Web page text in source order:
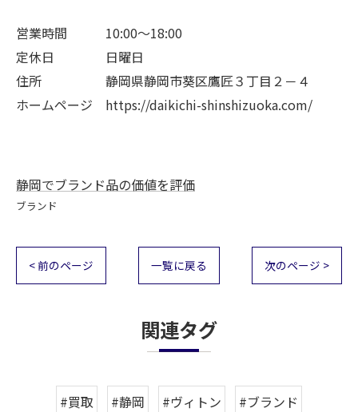
営業時間 10:00～18:00
定休日 日曜日
住所 静岡県静岡市葵区鷹匠３丁目２－４
ホームページ https://daikichi-shinshizuoka.com/
静岡でブランド品の価値を評価
ブランド
< 前のページ 一覧に戻る 次のページ >
関連タグ
#買取 #静岡 #ヴィトン #ブランド